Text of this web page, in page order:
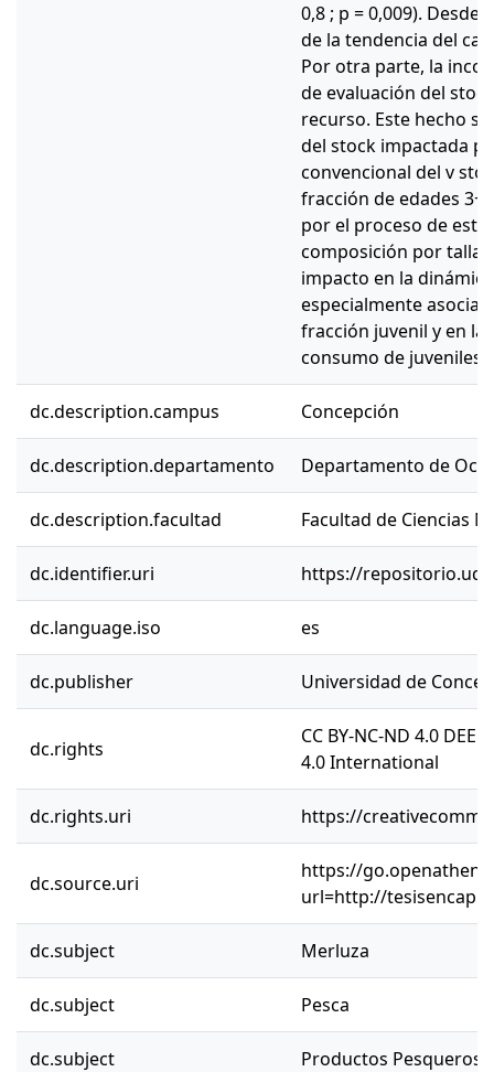
0,8 ; p = 0,009). Desde
de la tendencia del
Por otra parte, la
de evaluación del
recurso. Este hecho
del stock impactada
convencional del v
fracción de edades
por el proceso de
composición por
impacto en la
especialmente
fracción juvenil y en
consumo de juveniles
dc.description.campus Concepción
dc.description.departamento Departamento de
dc.description.facultad Facultad de Ciencias
dc.identifier.uri https://
dc.language.iso es
dc.publisher Universidad de
dc.rights
CC BY-NC-ND 4.0
4.0 International
dc.rights.uri https://
dc.source.uri
https://
url=http://
dc.subject Merluza
dc.subject Pesca
dc.subject Productos Pesqueros